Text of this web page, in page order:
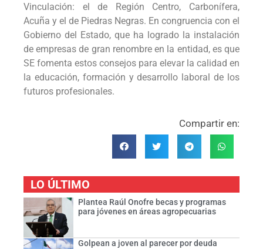
Vinculación: el de Región Centro, Carbonífera,
Acuña y el de Piedras Negras. En congruencia con el
Gobierno del Estado, que ha logrado la instalación
de empresas de gran renombre en la entidad, es que
SE fomenta estos consejos para elevar la calidad en
la educación, formación y desarrollo laboral de los
futuros profesionales.
Compartir en:
LO ÚLTIMO
Plantea Raúl Onofre becas y programas
para jóvenes en áreas agropecuarias
Golpean a joven al parecer por deuda